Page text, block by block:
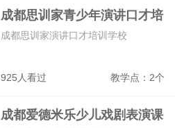
成都思训家青少年演讲口才培
训班
925人看过 教学点：2个
成都思训家演讲口才培训学校
成都爱德米乐少儿戏剧表演课